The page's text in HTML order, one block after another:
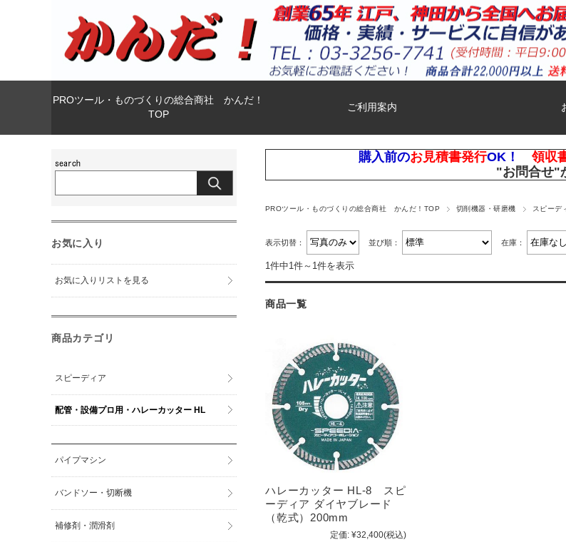
PROツール・ものづくりの総合商社 かんだ！
TOP
ご利用案内
購入前のお見積書発行OK！ 領収
"お問合せ"
PROツール・ものづくりの総合商社 かんだ！TOP 切削機器・研磨機 スピーデ
表示切替： 並び順： 在庫：
1件中1件～1件を表示
商品一覧
ハレーカッター HL-8 スピ
ーディア ダイヤブレード
（乾式）200mm
定価: ¥32,400(税込)
お気に入り
お気に入りリストを見る
商品カテゴリ
スピーディア
配管・設備プロ用・ハレーカッター HL
パイプマシン
バンドソー・切断機
補修剤・潤滑剤